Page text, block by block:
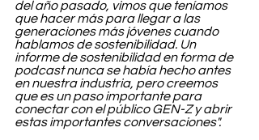
del año pasado, vimos que teníamos
que hacer más para llegar a las
generaciones más jóvenes cuando
hablamos de sostenibilidad. Un
informe de sostenibilidad en forma de
podcast nunca se había hecho antes
en nuestra industria, pero creemos
que es un paso importante para
conectar con el público GEN-Z y abrir
estas importantes conversaciones".